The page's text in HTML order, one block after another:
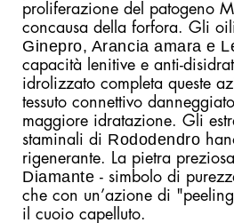
proliferazione del patogeno
concausa della forfora. Gli
Ginepro, Arancia amara e
capacità lenitive e anti-
idrolizzato completa queste
tessuto connettivo
maggiore idratazione. Gli
staminali di Rododendro
rigenerante. La pietra
Diamante - simbolo di
che con un’azione di
il cuoio capelluto.